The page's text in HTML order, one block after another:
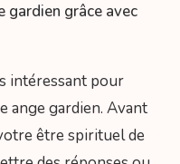
gardien grâce avec
intéressant pour
ange gardien. Avant
être spirituel de